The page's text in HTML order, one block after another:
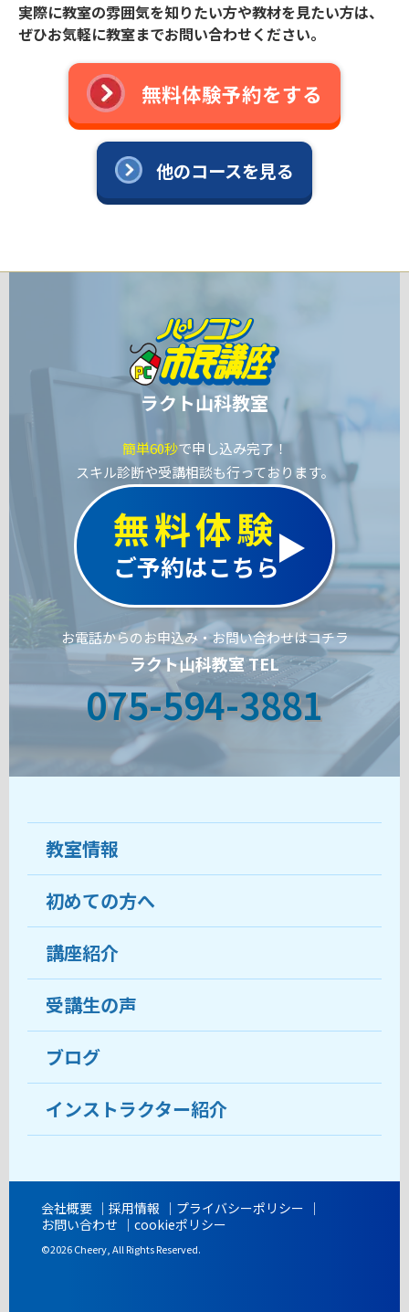
実際に教室の雰囲気を知りたい方や教材を見たい方は、
ぜひお気軽に教室までお問い合わせください。
無料体験予約をする
他のコースを見る
ラクト山科教室
簡単60秒で申し込み完了！
スキル診断や受講相談も行っております。
無料体験
ご予約はこちら
お電話からのお申込み・お問い合わせはコチラ
ラクト山科教室 TEL
075-594-3881
教室情報
教室について
受講生の声
おすすめ・人気の講座
目的から講座を探す
教室ブログ
開講時間
初めての方へ
ココがおすすめ
料金
受講までの流れ
よくあるご質問
講座紹介
受講生の声
ブログ
インストラクター紹介
会社概要 採用情報
プライバシーポリシー
お問い合わせ
cookieポリシー
©2026 Cheery, All Rights Reserved.